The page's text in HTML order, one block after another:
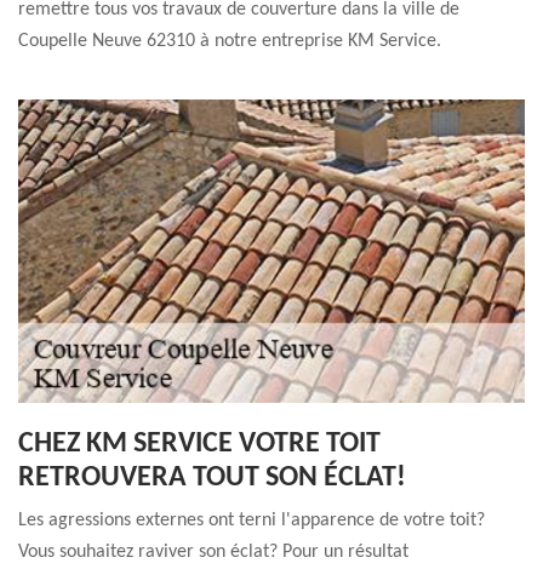
remettre tous vos travaux de couverture dans la ville de
Coupelle Neuve 62310 à notre entreprise KM Service.
CHEZ KM SERVICE VOTRE TOIT
RETROUVERA TOUT SON ÉCLAT!
Les agressions externes ont terni l'apparence de votre toit?
Vous souhaitez raviver son éclat? Pour un résultat